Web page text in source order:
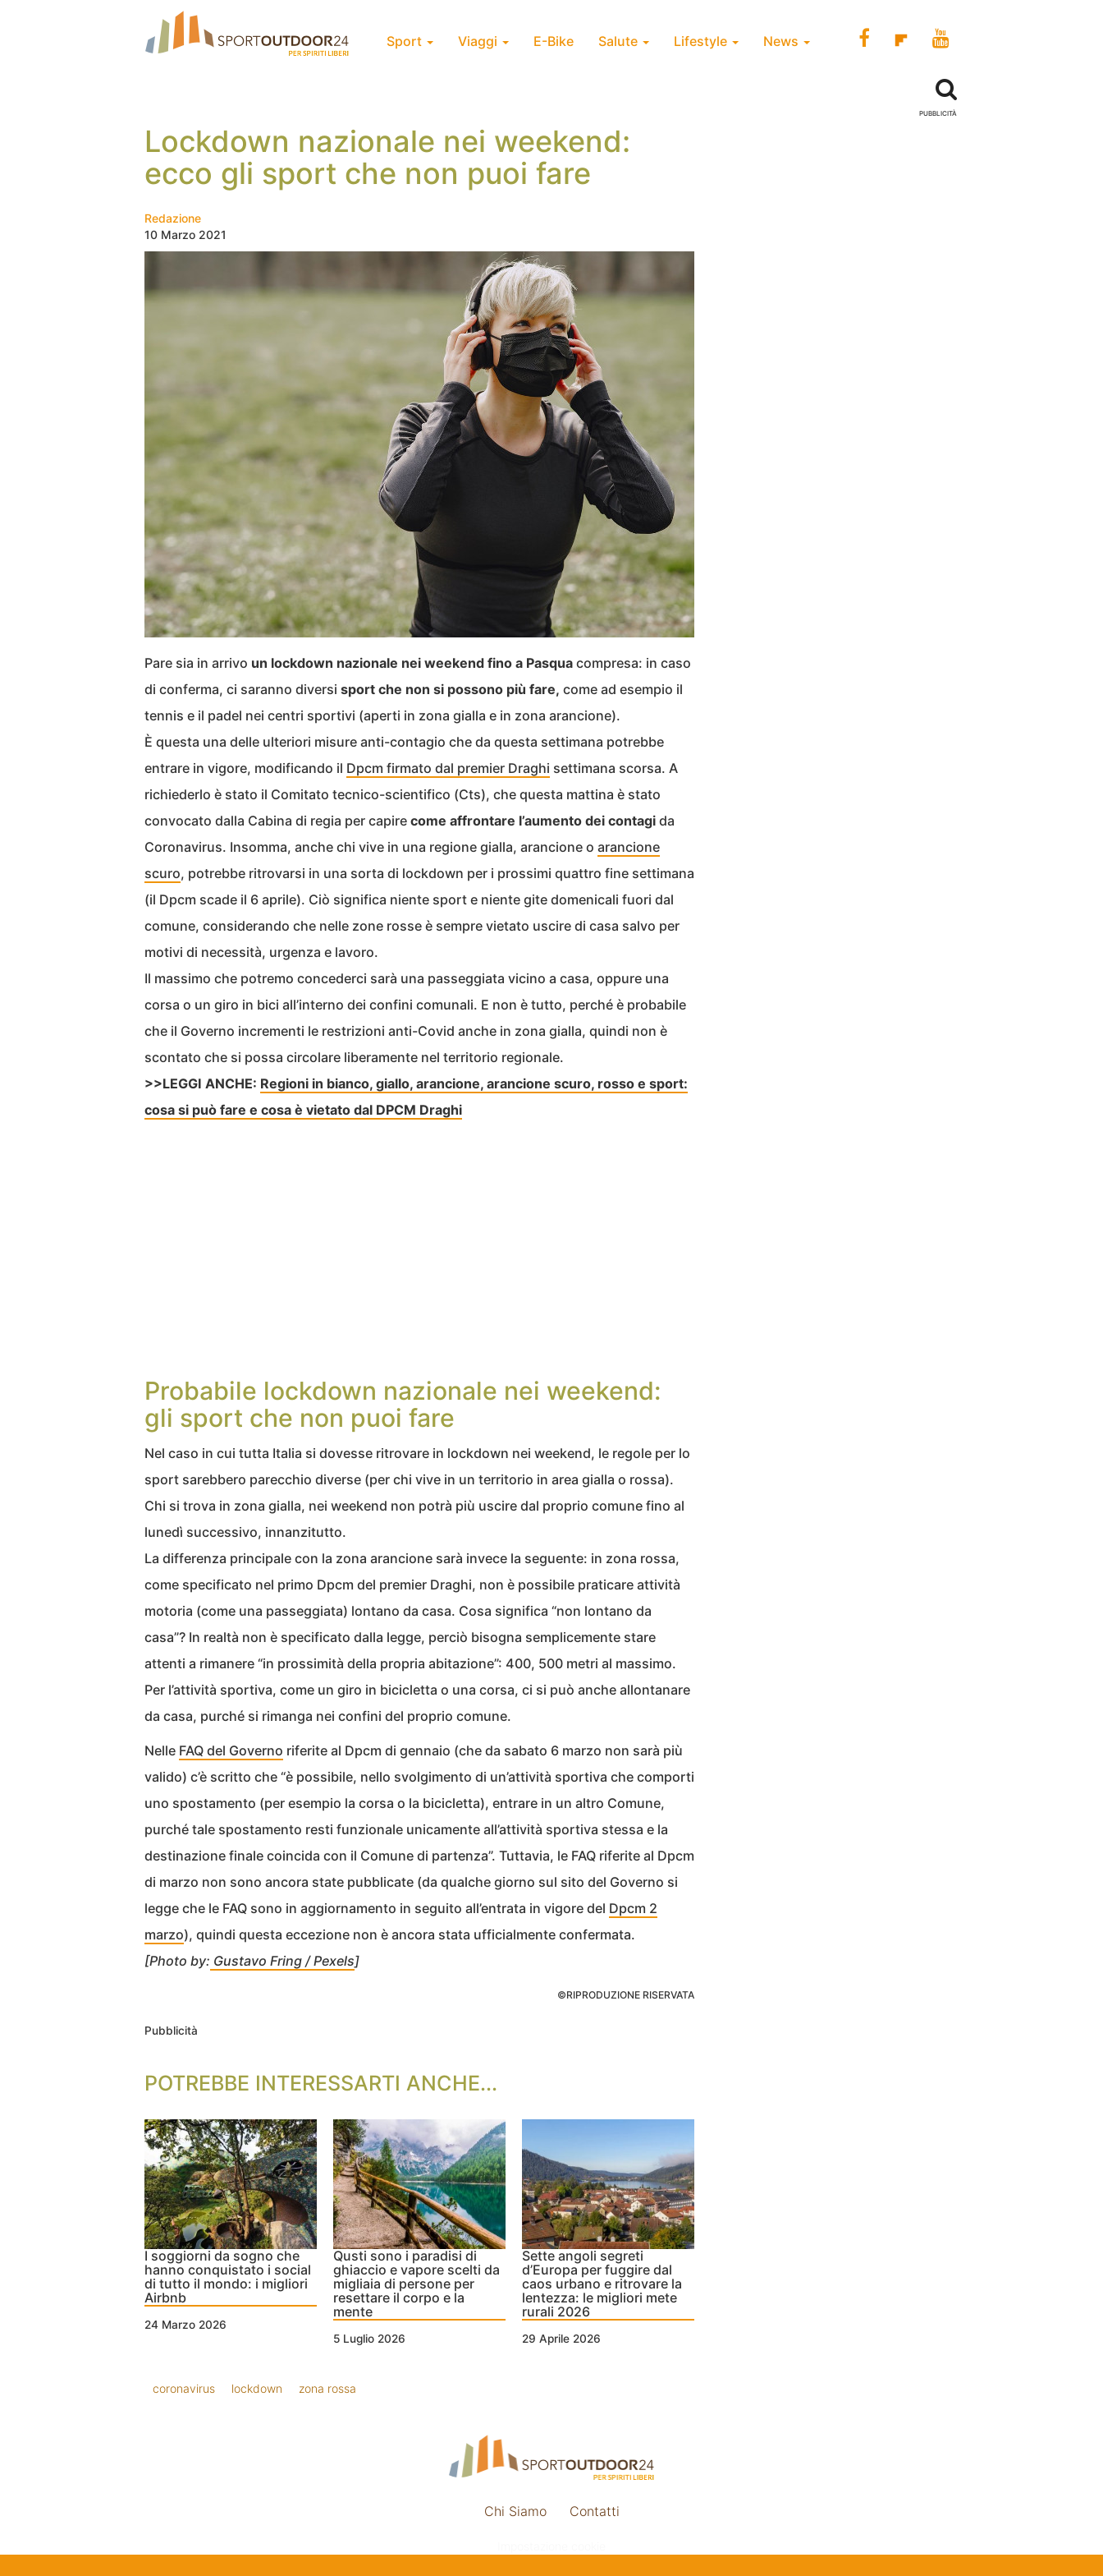
Sport Viaggi E-Bike Salute Lifestyle News
Lockdown nazionale nei weekend:
ecco gli sport che non puoi fare
Redazione
10 Marzo 2021
Pare sia in arrivo un lockdown nazionale nei weekend fino a Pasqua compresa: in caso
di conferma, ci saranno diversi sport che non si possono più fare, come ad esempio il
tennis e il padel nei centri sportivi (aperti in zona gialla e in zona arancione).
È questa una delle ulteriori misure anti-contagio che da questa settimana potrebbe
entrare in vigore, modificando il Dpcm firmato dal premier Draghi settimana scorsa. A
richiederlo è stato il Comitato tecnico-scientifico (Cts), che questa mattina è stato
convocato dalla Cabina di regia per capire come affrontare l’aumento dei contagi da
Coronavirus. Insomma, anche chi vive in una regione gialla, arancione o arancione
scuro, potrebbe ritrovarsi in una sorta di lockdown per i prossimi quattro fine settimana
(il Dpcm scade il 6 aprile). Ciò significa niente sport e niente gite domenicali fuori dal
comune, considerando che nelle zone rosse è sempre vietato uscire di casa salvo per
motivi di necessità, urgenza e lavoro.
Il massimo che potremo concederci sarà una passeggiata vicino a casa, oppure una
corsa o un giro in bici all’interno dei confini comunali. E non è tutto, perché è probabile
che il Governo incrementi le restrizioni anti-Covid anche in zona gialla, quindi non è
scontato che si possa circolare liberamente nel territorio regionale.
>>LEGGI ANCHE: Regioni in bianco, giallo, arancione, arancione scuro, rosso e sport:
cosa si può fare e cosa è vietato dal DPCM Draghi
Probabile lockdown nazionale nei weekend:
gli sport che non puoi fare
Nel caso in cui tutta Italia si dovesse ritrovare in lockdown nei weekend, le regole per lo
sport sarebbero parecchio diverse (per chi vive in un territorio in area gialla o rossa).
Chi si trova in zona gialla, nei weekend non potrà più uscire dal proprio comune fino al
lunedì successivo, innanzitutto.
La differenza principale con la zona arancione sarà invece la seguente: in zona rossa,
come specificato nel primo Dpcm del premier Draghi, non è possibile praticare attività
motoria (come una passeggiata) lontano da casa. Cosa significa “non lontano da
casa”? In realtà non è specificato dalla legge, perciò bisogna semplicemente stare
attenti a rimanere “in prossimità della propria abitazione”: 400, 500 metri al massimo.
Per l’attività sportiva, come un giro in bicicletta o una corsa, ci si può anche allontanare
da casa, purché si rimanga nei confini del proprio comune.
Nelle FAQ del Governo riferite al Dpcm di gennaio (che da sabato 6 marzo non sarà più
valido) c’è scritto che “è possibile, nello svolgimento di un’attività sportiva che comporti
uno spostamento (per esempio la corsa o la bicicletta), entrare in un altro Comune,
purché tale spostamento resti funzionale unicamente all’attività sportiva stessa e la
destinazione finale coincida con il Comune di partenza”. Tuttavia, le FAQ riferite al Dpcm
di marzo non sono ancora state pubblicate (da qualche giorno sul sito del Governo si
legge che le FAQ sono in aggiornamento in seguito all’entrata in vigore del Dpcm 2
marzo), quindi questa eccezione non è ancora stata ufficialmente confermata.
[Photo by: Gustavo Fring / Pexels]
©RIPRODUZIONE RISERVATA
Pubblicità
POTREBBE INTERESSARTI ANCHE...
I soggiorni da sogno che
hanno conquistato i social
di tutto il mondo: i migliori
Airbnb
24 Marzo 2026
Qusti sono i paradisi di
ghiaccio e vapore scelti da
migliaia di persone per
resettare il corpo e la
mente
5 Luglio 2026
Sette angoli segreti
d’Europa per fuggire dal
caos urbano e ritrovare la
lentezza: le migliori mete
rurali 2026
29 Aprile 2026
coronavirus lockdown zona rossa
PUBBLICITÀ
Chi Siamo Contatti